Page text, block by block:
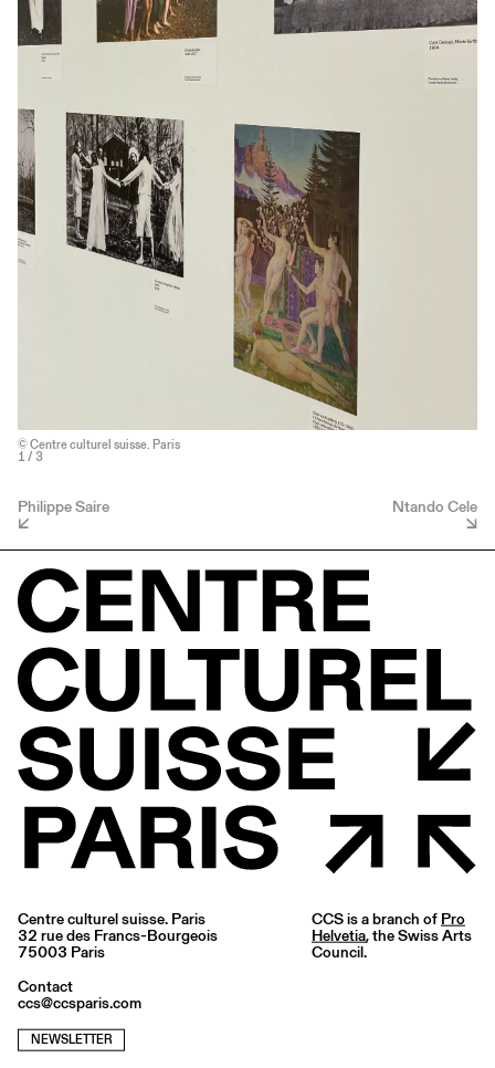
© Centre culturel suisse. Paris
1 / 3
Philippe Saire Ntando Cele
Centre culturel suisse. Paris
32 rue des Francs-Bourgeois
75003 Paris
Contact
ccs@ccsparis.com
NEWSLETTER
CCS is a branch of Pro
Helvetia, the Swiss Arts
Council.